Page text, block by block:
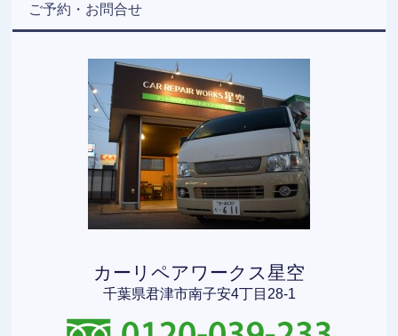
ご予約・お問合せ
カーリペアワークス星空
千葉県君津市南子安4丁目28-1